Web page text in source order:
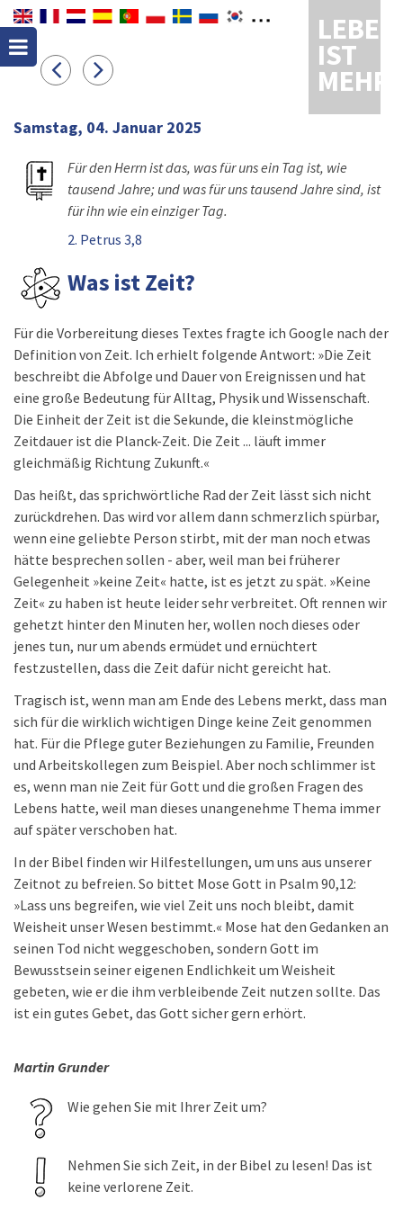
LEBEN
IST
MEHR
Samstag, 04. Januar 2025
Für den Herrn ist das, was für uns ein Tag ist, wie
tausend Jahre; und was für uns tausend Jahre sind, ist
für ihn wie ein einziger Tag.
2. Petrus 3,8
Was ist Zeit?
Für die Vorbereitung dieses Textes fragte ich Google nach der
Definition von Zeit. Ich erhielt folgende Antwort: »Die Zeit
beschreibt die Abfolge und Dauer von Ereignissen und hat
eine große Bedeutung für Alltag, Physik und Wissenschaft.
Die Einheit der Zeit ist die Sekunde, die kleinstmögliche
Zeitdauer ist die Planck-Zeit. Die Zeit ... läuft immer
gleichmäßig Richtung Zukunft.«
Das heißt, das sprichwörtliche Rad der Zeit lässt sich nicht
zurückdrehen. Das wird vor allem dann schmerzlich spürbar,
wenn eine geliebte Person stirbt, mit der man noch etwas
hätte besprechen sollen - aber, weil man bei früherer
Gelegenheit »keine Zeit« hatte, ist es jetzt zu spät. »Keine
Zeit« zu haben ist heute leider sehr verbreitet. Oft rennen wir
gehetzt hinter den Minuten her, wollen noch dieses oder
jenes tun, nur um abends ermüdet und ernüchtert
festzustellen, dass die Zeit dafür nicht gereicht hat.
Tragisch ist, wenn man am Ende des Lebens merkt, dass man
sich für die wirklich wichtigen Dinge keine Zeit genommen
hat. Für die Pflege guter Beziehungen zu Familie, Freunden
und Arbeitskollegen zum Beispiel. Aber noch schlimmer ist
es, wenn man nie Zeit für Gott und die großen Fragen des
Lebens hatte, weil man dieses unangenehme Thema immer
auf später verschoben hat.
In der Bibel finden wir Hilfestellungen, um uns aus unserer
Zeitnot zu befreien. So bittet Mose Gott in Psalm 90,12:
»Lass uns begreifen, wie viel Zeit uns noch bleibt, damit
Weisheit unser Wesen bestimmt.« Mose hat den Gedanken an
seinen Tod nicht weggeschoben, sondern Gott im
Bewusstsein seiner eigenen Endlichkeit um Weisheit
gebeten, wie er die ihm verbleibende Zeit nutzen sollte. Das
ist ein gutes Gebet, das Gott sicher gern erhört.
Martin Grunder
Wie gehen Sie mit Ihrer Zeit um?
Nehmen Sie sich Zeit, in der Bibel zu lesen! Das ist
keine verlorene Zeit.